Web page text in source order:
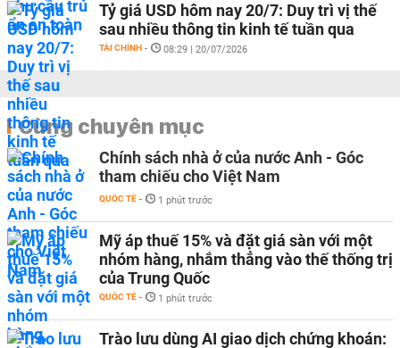
Tỷ giá USD hôm nay 20/7: Duy trì vị thế
sau nhiều thông tin kinh tế tuần qua
TÀI CHÍNH - 08:29 | 20/07/2026
Cùng chuyên mục
Chính sách nhà ở của nước Anh - Góc
tham chiếu cho Việt Nam
QUỐC TẾ - 1 phút trước
Mỹ áp thuế 15% và đặt giá sàn với một
nhóm hàng, nhắm thẳng vào thế thống trị
của Trung Quốc
QUỐC TẾ - 1 phút trước
Trào lưu dùng AI giao dịch chứng khoán: